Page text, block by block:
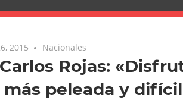
2015 Nacionales
Rojas:
más peleada y